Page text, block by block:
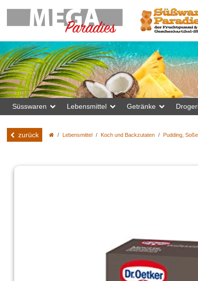
Süsswaren Lebensmittel Getränke
zurück Lebensmittel Koch und Backzutaten Pudding,